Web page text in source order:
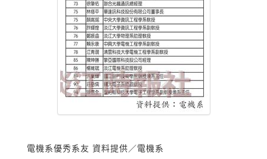
電機系優秀系友 資料提供／電機系